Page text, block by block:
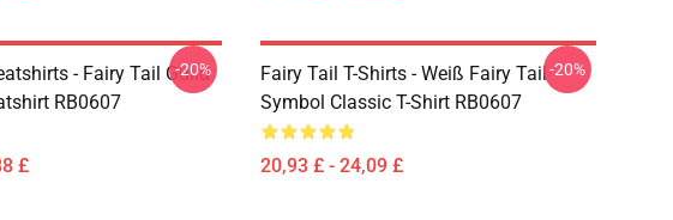
- Fairy Tail Guild
RB0607
£
-20%
Fairy Tail T-Shirts - Weiß Fairy Tail
Symbol Classic T-Shirt RB0607
20,93 £ - 24,09 £
-20%